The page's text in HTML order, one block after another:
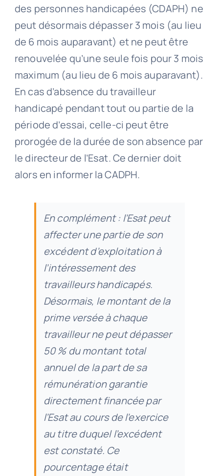
des personnes handicapées (CDAPH) ne
peut désormais dépasser 3 mois (au lieu
de 6 mois auparavant) et ne peut être
renouvelée qu’une seule fois pour 3 mois
maximum (au lieu de 6 mois auparavant).
En cas d’absence du travailleur
handicapé pendant tout ou partie de la
période d’essai, celle-ci peut être
prorogée de la durée de son absence par
le directeur de l’Esat. Ce dernier doit
alors en informer la CADPH.
En complément : l’Esat peut
affecter une partie de son
excédent d’exploitation à
l’intéressement des
travailleurs handicapés.
Désormais, le montant de la
prime versée à chaque
travailleur ne peut dépasser
50 % du montant total
annuel de la part de sa
rémunération garantie
directement financée par
l’Esat au cours de l’exercice
au titre duquel l’excédent
est constaté. Ce
pourcentage était